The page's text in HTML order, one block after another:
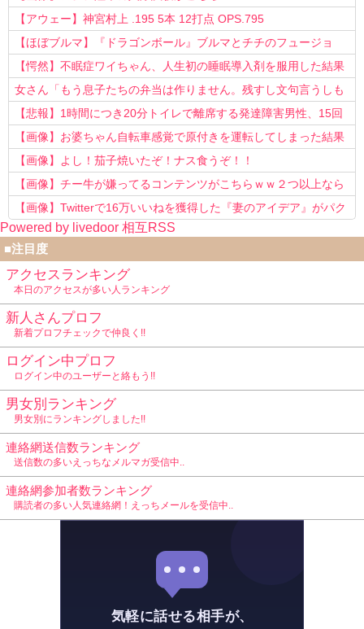
【アウェー】神宮村上 .195 5本 12打点 OPS.795
【ほぼブルマ】『ドラゴンボール』ブルマとチチのフュージョ
ン、クッソ可愛すぎるwwwwwww
【愕然】不眠症ワイちゃん、人生初の睡眠導入剤を服用した結果
ｗｗｗｗ
女さん「もう息子たちの弁当は作りません。残すし文句言うしも
う知らない！」
【悲報】1時間につき20分トイレで離席する発達障害男性、15回
以上転職を重ねてしまう
【画像】お婆ちゃん自転車感覚で原付きを運転してしまった結果
www
【画像】よし！茄子焼いたぞ！ナス食うぞ！！
【画像】チー牛が嫌ってるコンテンツがこちらｗｗ２つ以上なら
確定ｗｗ
【画像】Twitterで16万いいねを獲得した『妻のアイデア』がパク
リで草www
Powered by livedoor 相互RSS
■注目度
アクセスランキング
本日のアクセスが多い人ランキング
新人さんプロフ
新着プロフチェックで仲良く!!
ログイン中プロフ
ログイン中のユーザーと絡もう!!
男女別ランキング
男女別にランキングしました!!
連絡網送信数ランキング
送信数の多いえっちなメルマガ受信中..
連絡網参加者数ランキング
購読者の多い人気連絡網！えっちメールを受信中..
気軽に話せる相手が、